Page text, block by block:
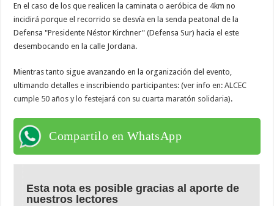
En el caso de los que realicen la caminata o aeróbica de 4km no
incidirá porque el recorrido se desvía en la senda peatonal de la
Defensa "Presidente Néstor Kirchner" (Defensa Sur) hacia el este
desembocando en la calle Jordana.
Mientras tanto sigue avanzando en la organización del evento,
ultimando detalles e inscribiendo participantes: (ver info en:ALCEC
cumple 50 años y lo festejará con su cuarta maratón solidaria).
Compartilo en WhatsApp
Esta nota es posible gracias al aporte de
nuestros lectores